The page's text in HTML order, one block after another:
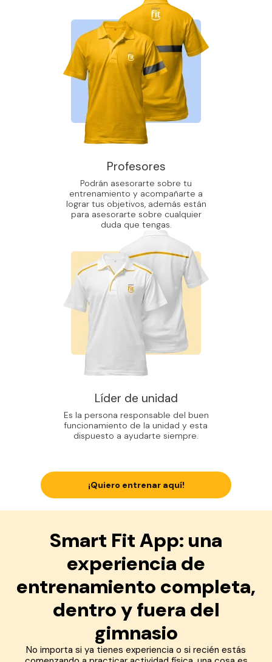
Profesores
Podrán asesorarte sobre tu
entrenamiento y acompañarte a
lograr tus objetivos, además están
para asesorarte sobre cualquier
duda que tengas.
Líder de unidad
Es la persona responsable del buen
funcionamiento de la unidad y esta
dispuesto a ayudarte siempre.
¡Quiero entrenar aquí!
Smart Fit App: una
experiencia de
entrenamiento completa,
dentro y fuera del
gimnasio
No importa si ya tienes experiencia o si recién estás